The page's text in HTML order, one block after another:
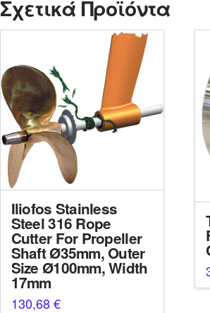
Σχετικά Προϊόντα
Iliofos Stainless
Steel 316 Rope
Cutter For Propeller
Shaft Ø35mm, Outer
Size Ø100mm, Width
17mm
130,68€